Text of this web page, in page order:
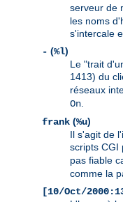
serveur de
les noms
s'intercale
- (%l)
Le "trait
1413) du
réseaux
On.
frank (%u)
Il s'agit de
scripts CGI
pas fiable
comme la
[10/Oct/